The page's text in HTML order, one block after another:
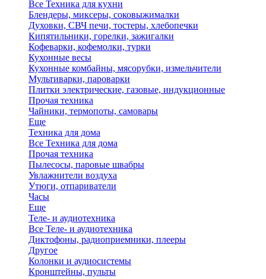
Все Техника для кухни
Блендеры, миксеры, соковыжималки
Духовки, СВЧ печи, тостеры, хлебопечки
Кипятильники, горелки, зажигалки
Кофеварки, кофемолки, турки
Кухонные весы
Кухонные комбайны, мясорубки, измельчители
Мультиварки, пароварки
Плитки электрические, газовые, индукционные
Прочая техника
Чайники, термопоты, самовары
Еще
Техника для дома
Все Техника для дома
Прочая техника
Пылесосы, паровые швабры
Увлажнители воздуха
Утюги, отпариватели
Часы
Еще
Теле- и аудиотехника
Все Теле- и аудиотехника
Диктофоны, радиоприемники, плееры
Другое
Колонки и аудиосистемы
Кронштейны, пульты